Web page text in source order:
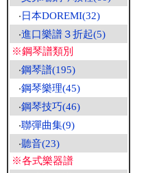
‧ 日本DOREMI(32)
‧進口樂譜３折起(5)
※鋼琴譜類別
‧鋼琴譜(195)
‧鋼琴樂理(45)
‧鋼琴技巧(46)
‧聯彈曲集(9)
‧聽音(23)
※各式樂器譜